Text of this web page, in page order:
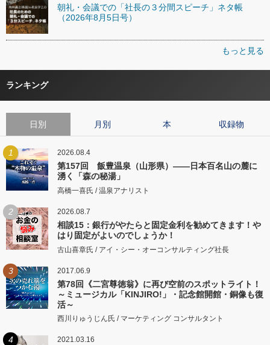
朝礼・会議での「社長の３分間スピーチ」ネタ帳
（2026年8月5日号）
もっと見る
ランキング
日別 月別 本 収録物
1 2026.08.4
第157回 飯豊温泉（山形県）――日本百名山の麓に
湧く「森の秘湯」
高橋一喜氏 / 温泉アナリスト
2 2026.08.7
相談15：銀行がやたらと固定金利を勧めてきます！や
はり固定がよいのでしょうか！
古山喜章氏 / アイ・シー・オーコンサルティング社長
3 2017.06.9
第78回《二宮尊徳翁》に再び空前のスポットライト！
～ミュージカル「KINJIRO!」・記念館開館・銅像も復
活～
西川りゅうじん氏 / マーケティング コンサルタント
4 2021.03.16